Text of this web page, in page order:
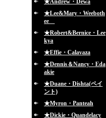
★Andrew・Dewa
★Lee&Mary・Weeboth
ee
★Robert&Bernice・Lee
kya
★Effie・Calavaza
★Dennis＆Nancy・Eda
akie
★Duane・Dishta(ペイ
ント)
★Myron・Panteah
★Dickie・Quandelacy